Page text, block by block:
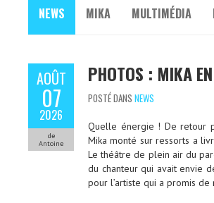
NEWS MIKA MULTIMÉDIA
AOÛT
07
2026
de
Antoine
PHOTOS : MIKA
POSTÉ DANS NEWS
Quelle énergie ! De retour
Mika monté sur ressorts a
Le théâtre de plein air du
du chanteur qui avait envie
pour l’artiste qui a promis